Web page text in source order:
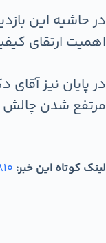
در حاشیه این
اهمیت ارتقای
در پایان نیز
مرتفع شدن چالش
لینک کوتاه این خبر: